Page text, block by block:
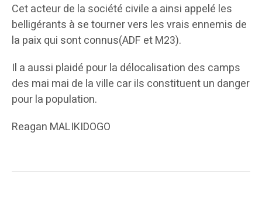
Cet acteur de la société civile a ainsi appelé les
belligérants à se tourner vers les vrais ennemis de
la paix qui sont connus(ADF et M23).
Il a aussi plaidé pour la délocalisation des camps
des mai mai de la ville car ils constituent un danger
pour la population.
Reagan MALIKIDOGO